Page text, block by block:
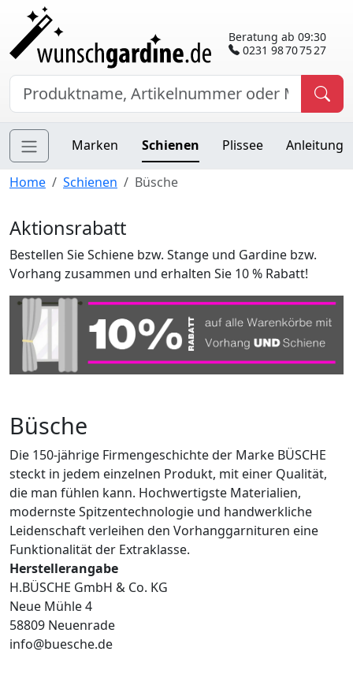
Beratung ab 09:30
0231 98 70 75 27
Marken Schienen Plissee Anleitung
Home Schienen Büsche
Aktionsrabatt
Bestellen Sie Schiene bzw. Stange und Gardine bzw.
Vorhang zusammen und erhalten Sie 10 % Rabatt!
Büsche
Die 150-jährige Firmengeschichte der Marke BÜSCHE
steckt in jedem einzelnen Produkt, mit einer Qualität,
die man fühlen kann. Hochwertigste Materialien,
modernste Spitzentechnologie und handwerkliche
Leidenschaft verleihen den Vorhanggarnituren eine
Funktionalität der Extraklasse.
Herstellerangabe
H.BÜSCHE GmbH & Co. KG
Neue Mühle 4
58809 Neuenrade
info@buesche.de